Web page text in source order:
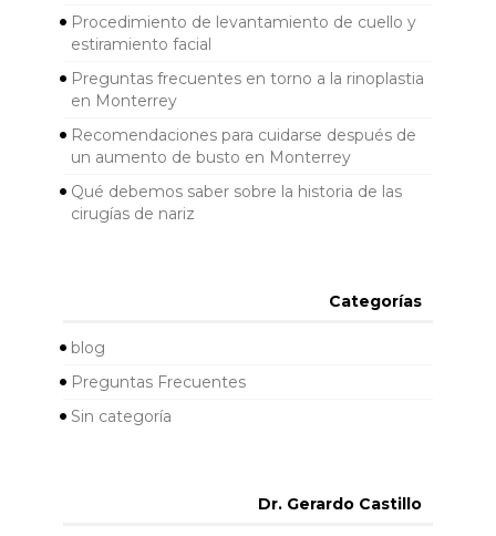
Procedimiento de levantamiento de cuello y
estiramiento facial
Preguntas frecuentes en torno a la rinoplastia
en Monterrey
Recomendaciones para cuidarse después de
un aumento de busto en Monterrey
Qué debemos saber sobre la historia de las
cirugías de nariz
Categorías
blog
Preguntas Frecuentes
Sin categoría
Dr. Gerardo Castillo